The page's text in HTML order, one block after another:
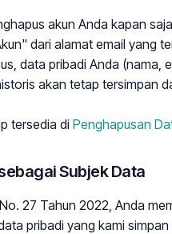
akun Anda kapan
dari alamat email yang
data pribadi Anda
akan tetap tersimpan
tersedia di Penghapusan
Subjek Data
27 Tahun 2022, Anda
pribadi yang kami